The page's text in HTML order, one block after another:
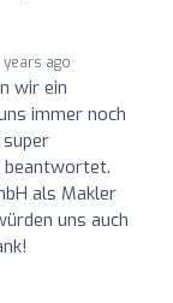
years ago
wir ein
immer noch
beantwortet.
als Makler
uns auch